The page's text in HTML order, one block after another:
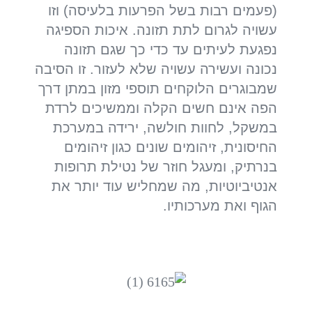
(פעמים רבות בשל הפרעות בלעיסה) וזו
עשויה לגרום לתת תזונה. איכות הספיגה
נפגעת לעיתים עד כדי כך שגם תזונה
נכונה ועשירה עשויה שלא לעזור. זו הסיבה
שמבוגרים הלוקחים תוספי מזון במתן דרך
הפה אינם חשים הקלה וממשיכים לרדת
במשקל, לחוות חולשה, ירידה במערכת
החיסונית, זיהומים שונים כגון זיהומים
בנרתיק, ומעגל חוזר של נטילת תרופות
אנטיביוטיות, מה שמחליש עוד יותר את
הגוף ואת מערכותיו.